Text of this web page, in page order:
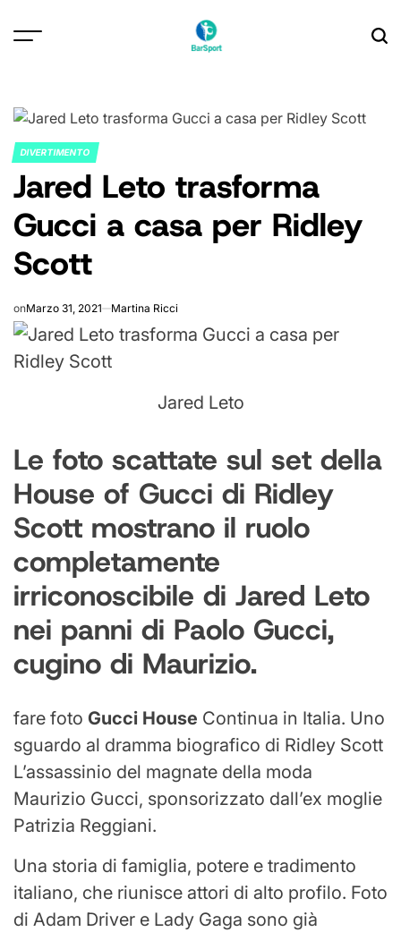
POSTED
IN
DIVERTIMENTO
Jared Leto trasforma
Gucci a casa per Ridley
Scott
onMarzo 31, 2021 Martina Ricci
Jared Leto
Le foto scattate sul set della
House of Gucci di Ridley
Scott mostrano il ruolo
completamente
irriconoscibile di Jared Leto
nei panni di Paolo Gucci,
cugino di Maurizio.
fare foto Gucci House Continua in Italia. Uno
sguardo al dramma biografico di Ridley Scott
L’assassinio del magnate della moda
Maurizio Gucci, sponsorizzato dall’ex moglie
Patrizia Reggiani.
Una storia di famiglia, potere e tradimento
italiano, che riunisce attori di alto profilo. Foto
di Adam Driver e Lady Gaga sono già